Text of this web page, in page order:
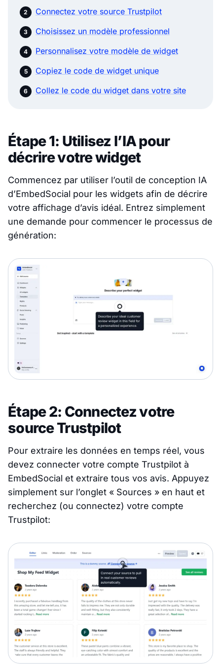
Connectez votre source Trustpilot
Choisissez un modèle professionnel
Personnalisez votre modèle de widget
Copiez le code de widget unique
Collez le code du widget dans votre site
Étape 1: Utilisez l’IA pour
décrire votre widget
Commencez par utiliser l’outil de conception IA
d’EmbedSocial pour les widgets afin de décrire
votre affichage d’avis idéal. Entrez simplement
une demande pour commencer le processus de
génération:
Étape 2: Connectez votre
source Trustpilot
Pour extraire les données en temps réel, vous
devez connecter votre compte Trustpilot à
EmbedSocial et extraire tous vos avis. Appuyez
simplement sur l’onglet « Sources » en haut et
recherchez (ou connectez) votre compte
Trustpilot: